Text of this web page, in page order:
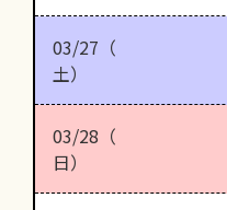
03/27（
土）
03/28（
日）